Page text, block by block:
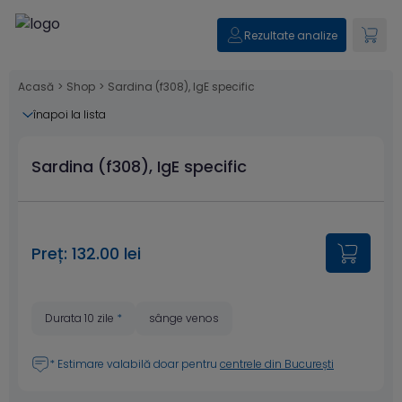
Rezultate analize
Acasă > Shop > Sardina (f308), IgE specific
înapoi la lista
Sardina (f308), IgE specific
Preț: 132.00 lei
Durata 10 zile * sânge venos
* Estimare valabilă doar pentru centrele din București